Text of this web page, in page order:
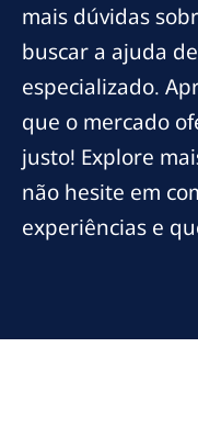
mais dúvidas
buscar a ajuda
especializado.
que o mercado
justo! Explore
não hesite em
experiências e